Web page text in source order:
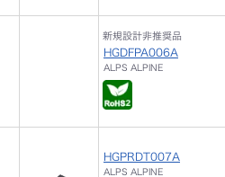
新規設計非推奨品
HGDFPA006A
ALPS ALPINE
HGPRDT007A
ALPS ALPINE